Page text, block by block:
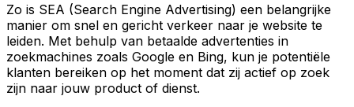
Zo is SEA (Search Engine Advertising) een belangrijke
manier om snel en gericht verkeer naar je website te
leiden. Met behulp van betaalde advertenties in
zoekmachines zoals Google en Bing, kun je potentiële
klanten bereiken op het moment dat zij actief op zoek
zijn naar jouw product of dienst.